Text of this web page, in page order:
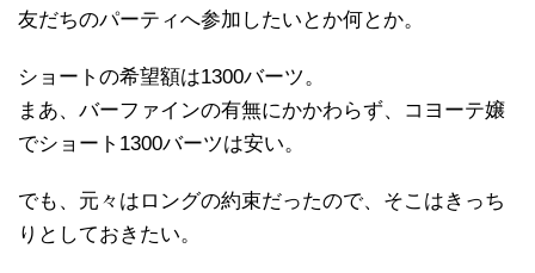
友だちのパーティへ参加したいとか何とか。
ショートの希望額は1300バーツ。
まあ、バーファインの有無にかかわらず、コヨーテ嬢
でショート1300バーツは安い。
でも、元々はロングの約束だったので、そこはきっち
りとしておきたい。